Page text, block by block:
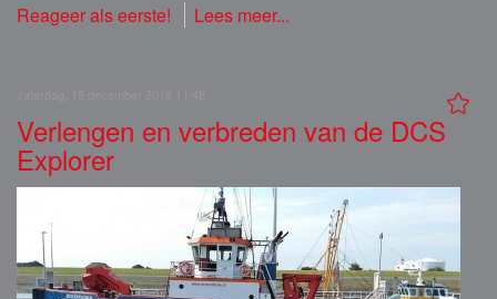
Reageer als eerste!
Lees meer...
Verlengen en verbreden van de DCS
Explorer